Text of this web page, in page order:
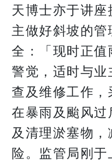
天博士亦于讲
主做好斜坡的
全：「现时正
警觉，适时与
查及维修工作，
在暴雨及颱风
及清理淤塞物
险。监管局刚